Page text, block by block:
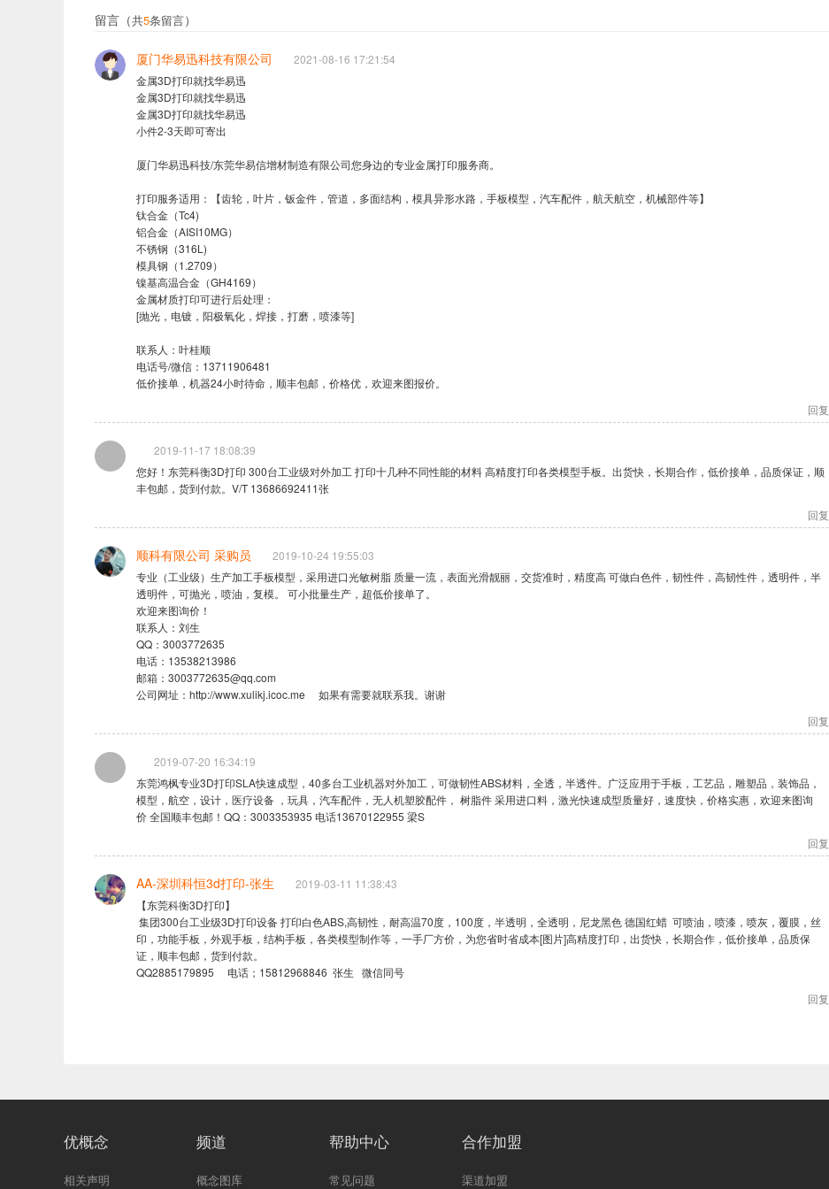
留言（共5条留言）
厦门华易迅科技有限公司
2021-08-16 17:21:54
金属3D打印就找华易迅
金属3D打印就找华易迅
金属3D打印就找华易迅
小件2-3天即可寄出
厦门华易迅科技/东莞华易信增材制造有限公司您身边的专业金属打印服务商。
打印服务适用：【齿轮，叶片，钣金件，管道，多面结构，模具异形水路，手板模型，汽车配件，航天航空，机械部件等】
钛合金（Tc4)
铝合金（AISI10MG）
不锈钢（316L)
模具钢（1.2709）
镍基高温合金（GH4169）
金属材质打印可进行后处理：
[抛光，电镀，阳极氧化，焊接，打磨，喷漆等]
联系人：叶桂顺
电话号/微信：13711906481
低价接单，机器24小时待命，顺丰包邮，价格优，欢迎来图报价。
回复
2019-11-17 18:08:39
您好！东莞科衡3D打印 300台工业级对外加工 打印十几种不同性能的材料 高精度打印各类模型手板。出货快，长期合作，低价接单，品质保证，顺
丰包邮，货到付款。V/T 13686692411张
回复
顺科有限公司 采购员
2019-10-24 19:55:03
专业（工业级）生产加工手板模型，采用进口光敏树脂 质量一流，表面光滑靓丽，交货准时，精度高 可做白色件，韧性件，高韧性件，透明件，半
透明件，可抛光，喷油，复模。 可小批量生产，超低价接单了。
欢迎来图询价！
联系人：刘生
QQ：3003772635
电话：13538213986
邮箱：3003772635@qq.com
公司网址：http://www.xulikj.icoc.me     如果有需要就联系我。谢谢
回复
2019-07-20 16:34:19
东莞鸿枫专业3D打印SLA快速成型，40多台工业机器对外加工，可做韧性ABS材料，全透，半透件。广泛应用于手板，工艺品，雕塑品，装饰品，
模型，航空，设计，医疗设备 ，玩具，汽车配件，无人机塑胶配件， 树脂件 采用进口料，激光快速成型质量好，速度快，价格实惠，欢迎来图询
价 全国顺丰包邮！QQ：3003353935 电话13670122955 梁S
回复
AA-深圳科恒3d打印-张生
2019-03-11 11:38:43
【东莞科衡3D打印】
印，功能手板，外观手板，结构手板，各类模型制作等，一手厂方价，为您省时省成本[图片]高精度打印，出货快，长期合作，低价接单，品质保
证，顺丰包邮，货到付款。
QQ2885179895     电话；15812968846  张生   微信同号
回复
优概念
相关声明
频道
概念图库
帮助中心
常见问题
合作加盟
渠道加盟